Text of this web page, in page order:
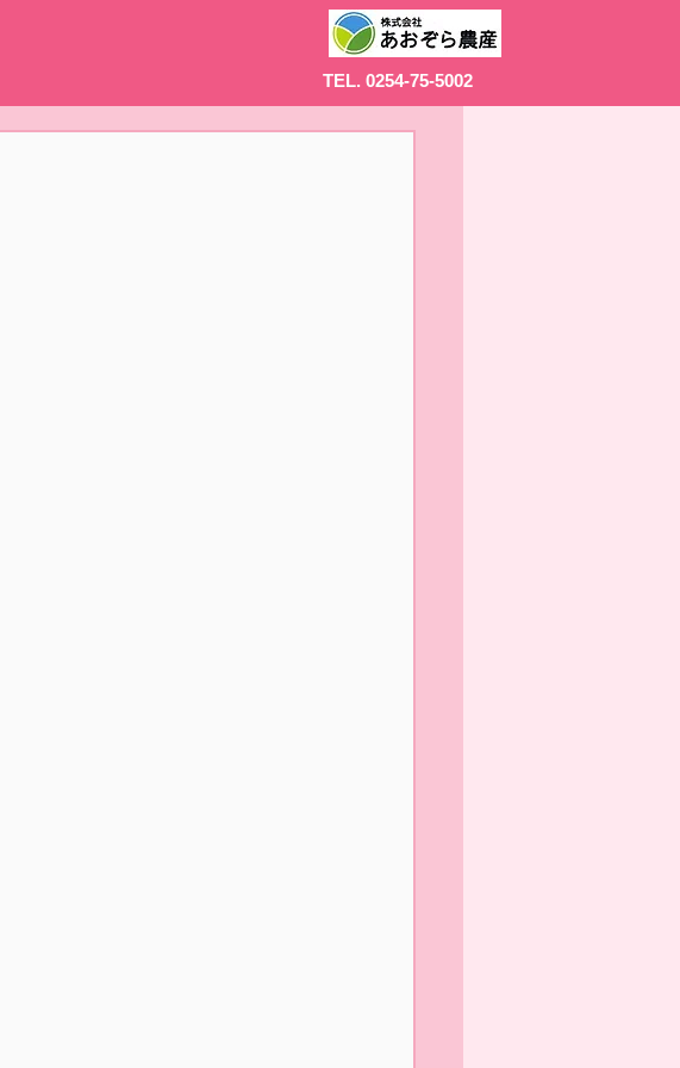
TEL. 0254-75-5002